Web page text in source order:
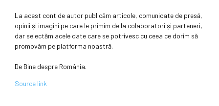
La acest cont de autor publicăm articole, comunicate de presă,
opinii și imagini pe care le primim de la colaboratori și parteneri,
dar selectăm acele date care se potrivesc cu ceea ce dorim să
promovăm pe platforma noastră.
De Bine despre România.
Source link